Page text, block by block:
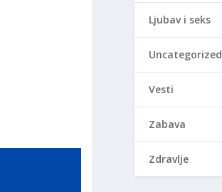
Ljubav i seks
Uncategorized
Vesti
Zabava
Zdravlje